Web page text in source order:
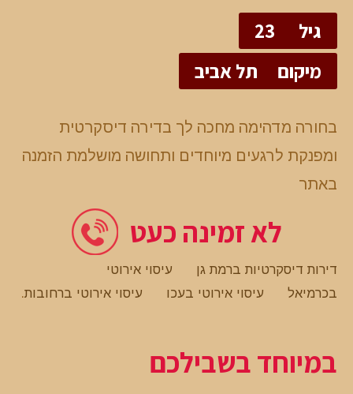
גיל
23
מיקום
תל אביב
בחורה מדהימה מחכה לך בדירה דיסקרטית
ומפנקת לרגעים מיוחדים ותחושה מושלמת הזמנה
באתר
לא זמינה כעט
דירות דיסקרטיות ברמת גן
עיסוי אירוטי
בכרמיאל
עיסוי אירוטי בעכו עיסוי אירוטי ברחובות.
במיוחד בשבילכם